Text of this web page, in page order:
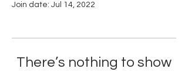
Join date: Jul 14, 2022
There’s nothing to show